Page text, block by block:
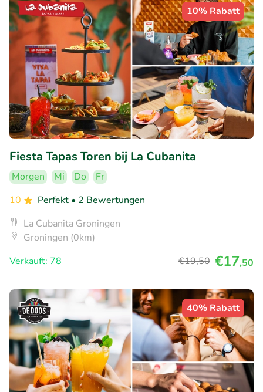
10% Rabatt
Fiesta Tapas Toren bij La Cubanita
Morgen Mi Do
Fr
10
Perfekt • 2 Bewertungen
La Cubanita Groningen
Groningen (0km)
Verkauft: 78
€19,50 €17,50
40% Rabatt